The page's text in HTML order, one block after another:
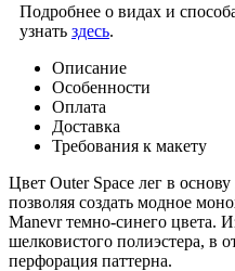
Подробнее о видах и
узнать здесь.
Описание
Особенности
Оплата
Доставка
Требования к макету
Цвет Outer Space лег в
позволяя создать модное
Manevr темно-синего цвета.
шелковистого полиэстера, в
перфорация паттерна.